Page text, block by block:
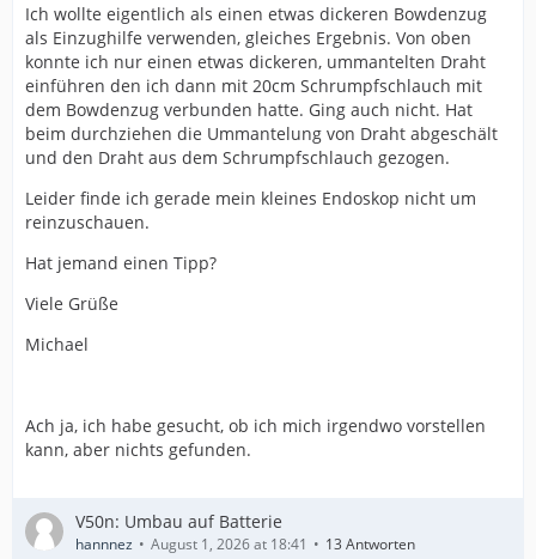
Ich wollte eigentlich als einen etwas dickeren Bowdenzug
als Einzughilfe verwenden, gleiches Ergebnis. Von oben
konnte ich nur einen etwas dickeren, ummantelten Draht
einführen den ich dann mit 20cm Schrumpfschlauch mit
dem Bowdenzug verbunden hatte. Ging auch nicht. Hat
beim durchziehen die Ummantelung von Draht abgeschält
und den Draht aus dem Schrumpfschlauch gezogen.
Leider finde ich gerade mein kleines Endoskop nicht um
reinzuschauen.
Hat jemand einen Tipp?
Viele Grüße
Michael
Ach ja, ich habe gesucht, ob ich mich irgendwo vorstellen
kann, aber nichts gefunden.
V50n: Umbau auf Batterie
hannnez August 1, 2026 at 18:41 13 Antworten